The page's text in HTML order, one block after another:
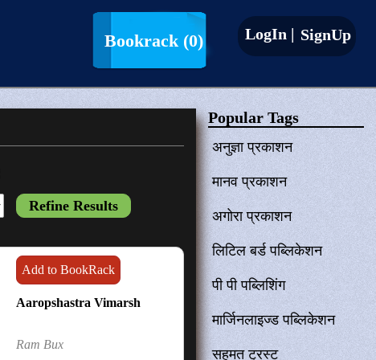
Bookrack (0) LogIn | SignUp
Add to BookRack
Aaropshastra Vimarsh
Ram Bux
Popular Tags
अनुज्ञा प्रकाशन
मानव प्रकाशन
अगोरा प्रकाशन
लिटिल बर्ड पब्लिकेशन
पी पी पब्लिशिंग
मार्जिनलाइज्ड पब्लिकेशन
सहमत ट्रस्ट